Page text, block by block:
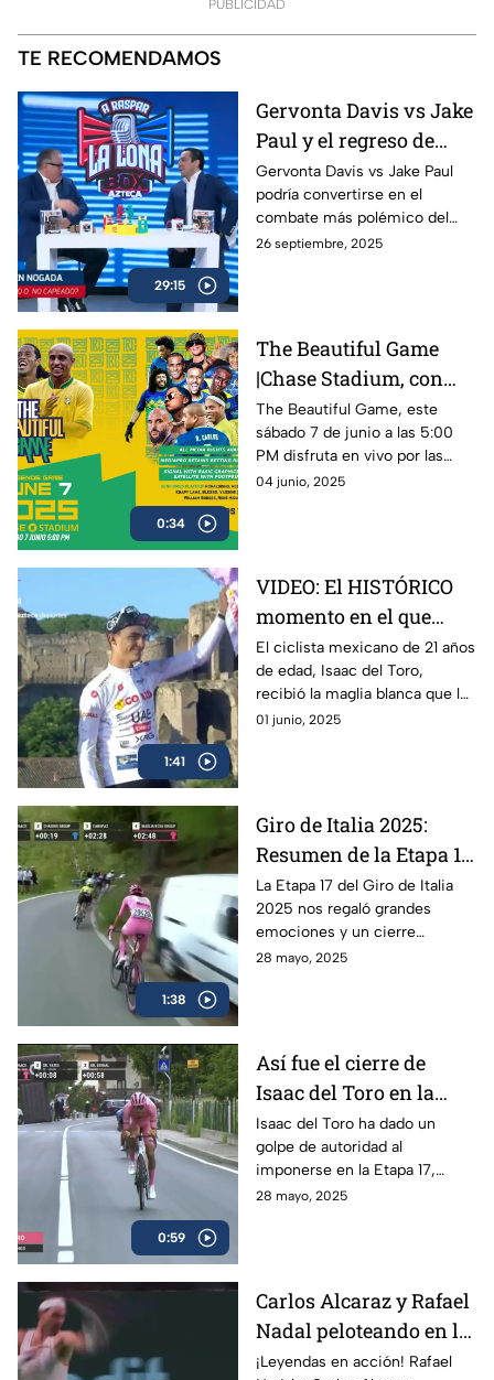
PUBLICIDAD
TE RECOMENDAMOS
29:15
Gervonta Davis vs Jake
Paul y el regreso de
Ryan García | A Raspar
La Lona
Gervonta Davis vs Jake Paul
podría convertirse en el
combate más polémico del
año, mientras Ryan García
26 septiembre, 2025
0:34
The Beautiful Game
|Chase Stadium, con
Ronaldinho y Roberto
Carlos | 7 de junio a las
5:00 PM
The Beautiful Game, este
sábado 7 de junio a las 5:00
PM disfruta en vivo por las
plataformas de Azteca
04 junio, 2025
1:41
VIDEO: El HISTÓRICO
momento en el que
Isaac del Toro recibe la
Maglia Blanca en el
Giro de Italia 2025
El ciclista mexicano de 21 años
de edad, Isaac del Toro,
recibió la maglia blanca que lo
acredita como el mejor menor
01 junio, 2025
1:38
Giro de Italia 2025:
Resumen de la Etapa 17
y el triunfo de Isaac del
Toro
La Etapa 17 del Giro de Italia
2025 nos regaló grandes
emociones y un cierre
espectacular, en donde el líder
28 mayo, 2025
0:59
Así fue el cierre de
Isaac del Toro en la
Etapa 17 del Giro de
Italia
Isaac del Toro ha dado un
golpe de autoridad al
imponerse en la Etapa 17,
consolidándose como líder de
28 mayo, 2025
Carlos Alcaraz y Rafael
Nadal peloteando en la
Copa Davis
¡Leyendas en acción! Rafael